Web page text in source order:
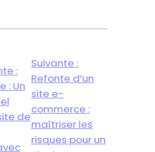
:
: Un
de
Suivante :
Refonte d’un
site e-
commerce :
maîtriser les
risques pour un